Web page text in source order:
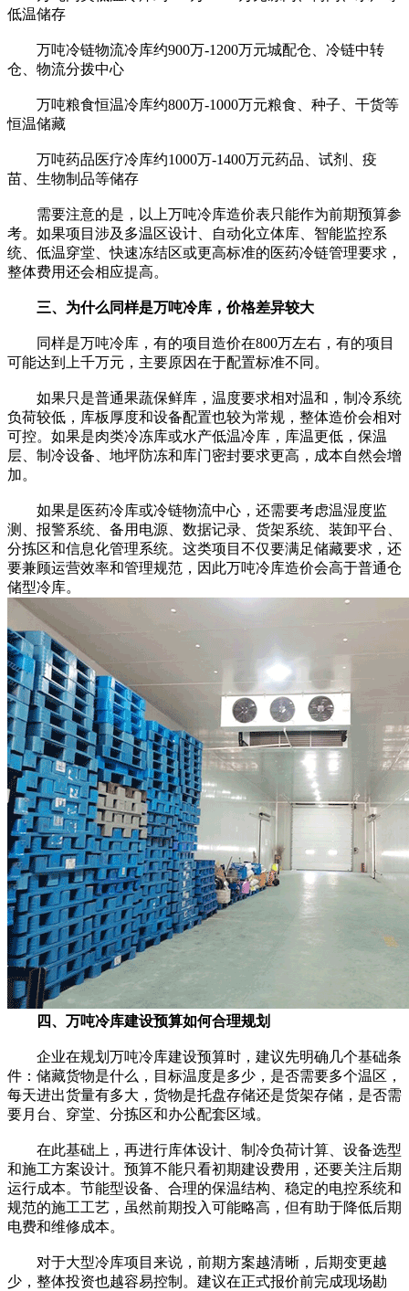
低温储存
万吨冷链物流冷库约900万-1200万元城配仓、冷链中转
仓、物流分拨中心
万吨粮食恒温冷库约800万-1000万元粮食、种子、干货等
恒温储藏
万吨药品医疗冷库约1000万-1400万元药品、试剂、疫
苗、生物制品等储存
需要注意的是，以上万吨冷库造价表只能作为前期预算参
考。如果项目涉及多温区设计、自动化立体库、智能监控系
统、低温穿堂、快速冻结区或更高标准的医药冷链管理要求，
整体费用还会相应提高。
三、为什么同样是万吨冷库，价格差异较大
同样是万吨冷库，有的项目造价在800万左右，有的项目
可能达到上千万元，主要原因在于配置标准不同。
如果只是普通果蔬保鲜库，温度要求相对温和，制冷系统
负荷较低，库板厚度和设备配置也较为常规，整体造价会相对
可控。如果是肉类冷冻库或水产低温冷库，库温更低，保温
层、制冷设备、地坪防冻和库门密封要求更高，成本自然会增
加。
如果是医药冷库或冷链物流中心，还需要考虑温湿度监
测、报警系统、备用电源、数据记录、货架系统、装卸平台、
分拣区和信息化管理系统。这类项目不仅要满足储藏要求，还
要兼顾运营效率和管理规范，因此万吨冷库造价会高于普通仓
储型冷库。
四、万吨冷库建设预算如何合理规划
企业在规划万吨冷库建设预算时，建议先明确几个基础条
件：储藏货物是什么，目标温度是多少，是否需要多个温区，
每天进出货量有多大，货物是托盘存储还是货架存储，是否需
要月台、穿堂、分拣区和办公配套区域。
在此基础上，再进行库体设计、制冷负荷计算、设备选型
和施工方案设计。预算不能只看初期建设费用，还要关注后期
运行成本。节能型设备、合理的保温结构、稳定的电控系统和
规范的施工工艺，虽然前期投入可能略高，但有助于降低后期
电费和维修成本。
对于大型冷库项目来说，前期方案越清晰，后期变更越
少，整体投资也越容易控制。建议在正式报价前完成现场勘